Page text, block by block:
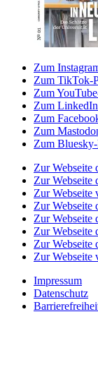
Zum
Zum TikTok-
Zum
Zum
Zum
Zum
Zum
Zur Webseite
Zur Webseite
Zur Webseite
Zur Webseite
Zur Webseite
Zur Webseite
Zur Webseite
Zur Webseite
Impressum
Datenschutz